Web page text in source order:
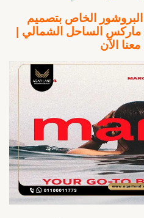
الخاص بتصميم
الساحل الشمالي |
الآن